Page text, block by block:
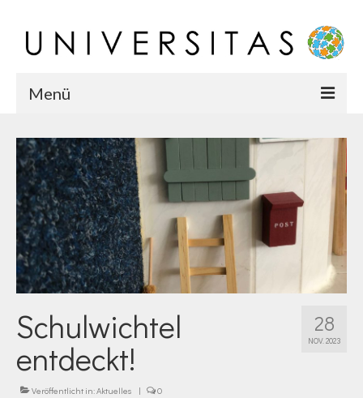
Menü
Startseite
Chronik
Karriere
Team
28
NOV. 2023
Schulwichtel
entdeckt!
Veröffentlicht in:Aktuelles | 0